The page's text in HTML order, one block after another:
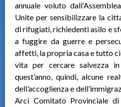
annuale voluto
Unite per sensibilizzare la
di rifugiati, richiedenti asilo e
a fuggire da guerre e
affetti, la propria casa e tutto
vita per cercare salvezza
quest’anno, quindi, alcune
dell’accoglienza e
Arci Comitato Provinciale